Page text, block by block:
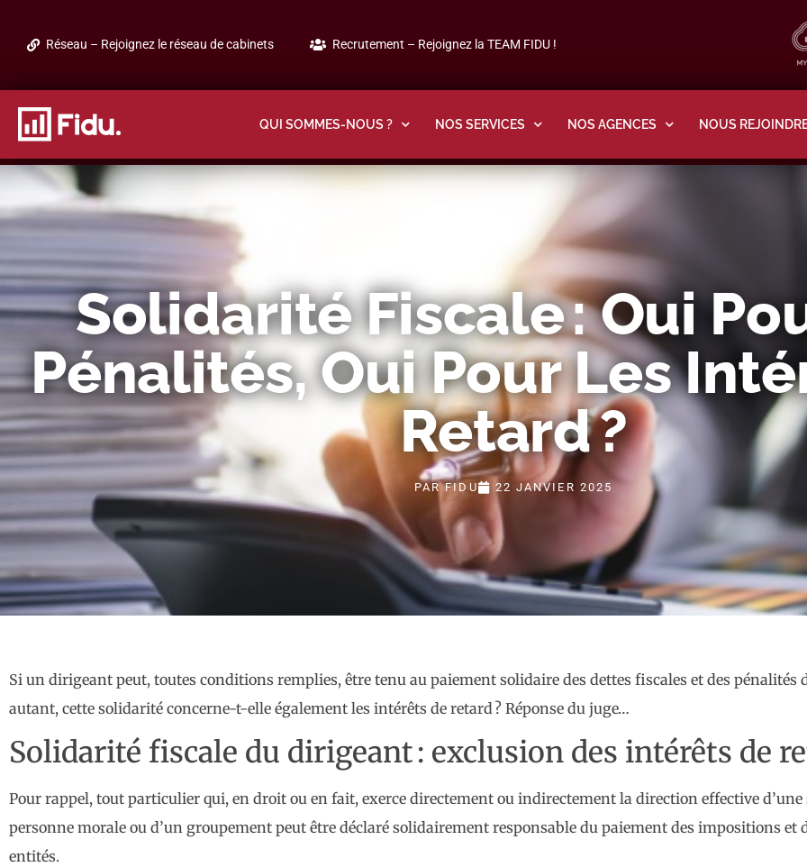
Réseau – Rejoignez le réseau de cabinets Recrutement – Rejoignez la TEAM FIDU !
QUI SOMMES-NOUS ? NOS SERVICES NOS AGENCES NOUS
Solidarité Fiscale : Oui
Pénalités, Oui Pour Les
Retard ?
PARFIDU 22 JANVIER 2025
Si un dirigeant peut, toutes conditions remplies, être tenu au paiement solidaire des dettes fiscales et des pénalités
autant, cette solidarité concerne-t-elle également les intérêts de retard ? Réponse du juge…
Solidarité fiscale du dirigeant : exclusion des intérêts de
Pour rappel, tout particulier qui, en droit ou en fait, exerce directement ou indirectement la direction effective d’une
personne morale ou d’un groupement peut être déclaré solidairement responsable du paiement des impositions et
entités.